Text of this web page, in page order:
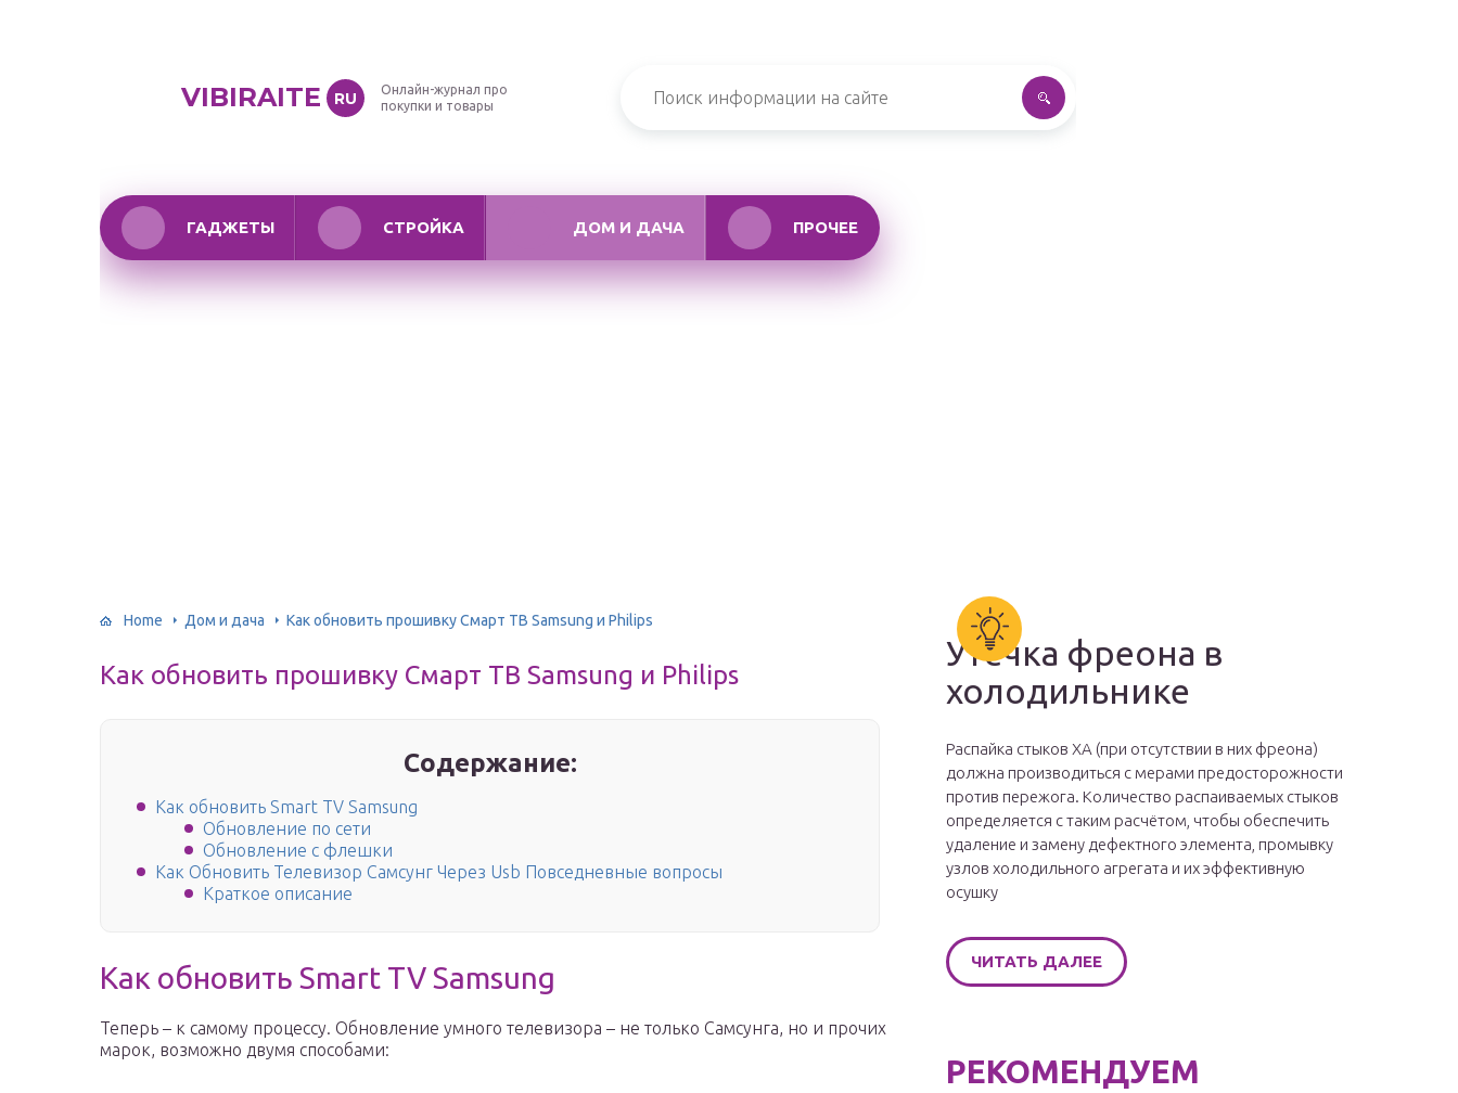
VIBIRAITE RU
Онлайн-журнал про
покупки и товары
ГАДЖЕТЫ СТРОЙКА ДОМ И ДАЧА ПРОЧЕЕ
Home Дом и дача Как обновить прошивку Смарт ТВ Samsung и Philips
Как обновить прошивку Смарт ТВ Samsung и Philips
Содержание:
Как обновить Smart TV Samsung
Обновление по сети
Обновление с флешки
Как Обновить Телевизор Самсунг Через Usb Повседневные вопросы
Краткое описание
Как обновить Smart TV Samsung
Теперь – к самому процессу. Обновление умного телевизора – не только Самсунга, но и прочих
марок, возможно двумя способами:
Утечка фреона в
холодильнике
Распайка стыков ХА (при отсутствии в них фреона)
должна производиться с мерами предосторожности
против пережога. Количество распаиваемых стыков
определяется с таким расчётом, чтобы обеспечить
удаление и замену дефектного элемента, промывку
узлов холодильного агрегата и их эффективную
осушку
ЧИТАТЬ ДАЛЕЕ
РЕКОМЕНДУЕМ